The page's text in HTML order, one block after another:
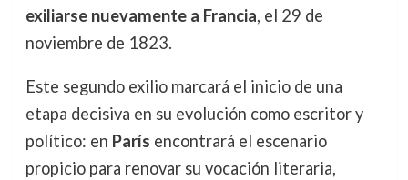
exiliarse nuevamente a Francia, el 29 de
noviembre de 1823.
Este segundo exilio marcará el inicio de una
etapa decisiva en su evolución como escritor y
político: en París encontrará el escenario
propicio para renovar su vocación literaria,